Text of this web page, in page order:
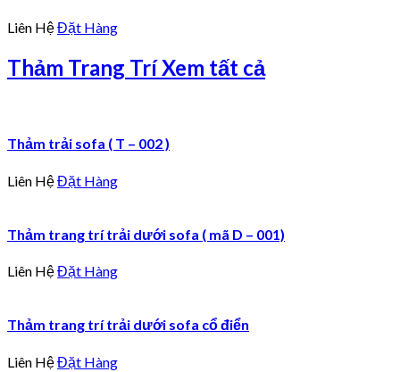
Liên HệĐặt Hàng
Thảm Trang TríXem tất cả
Thảm trải sofa ( T – 002 )
Liên HệĐặt Hàng
Thảm trang trí trải dưới sofa ( mã D – 001)
Liên HệĐặt Hàng
Thảm trang trí trải dưới sofa cổ điển
Liên HệĐặt Hàng